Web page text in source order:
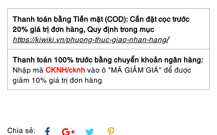
nữ-
Helene
de
Michel
women's
watch-
Khá
mới
số
Thanh toán bằng Tiền mặt (COD): Cần đặt cọc trước
20% giá trị đơn hàng, Quy định trong mục
https://kiwiki.vn/phuong-thuc-giao-nhan-hang/
Thanh toán 100% trước bằng chuyển khoản ngân hàng:
Nhập mã CKNH/cknh vào ô "MÃ GIẢM GIÁ" để được
giảm 10% giá trị đơn hàng
Chia sẻ: